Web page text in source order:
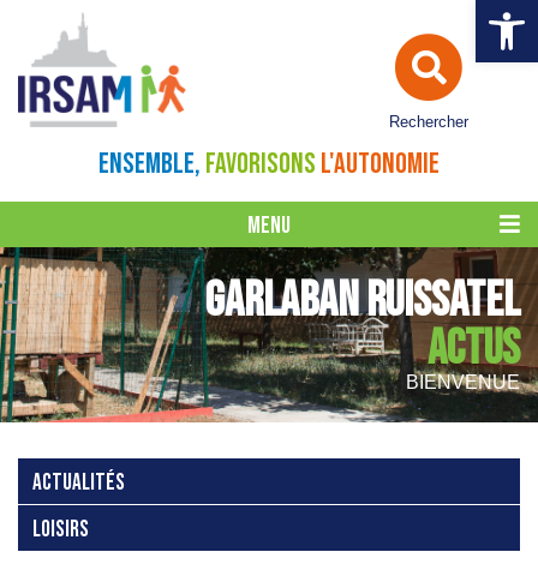
Ouvrir
Rechercher
ENSEMBLE, FAVORISONS L'AUTONOMIE
MENU
GARLABAN RUISSATEL
ACTUS
BIENVENUE
ACTUALITÉS
LOISIRS